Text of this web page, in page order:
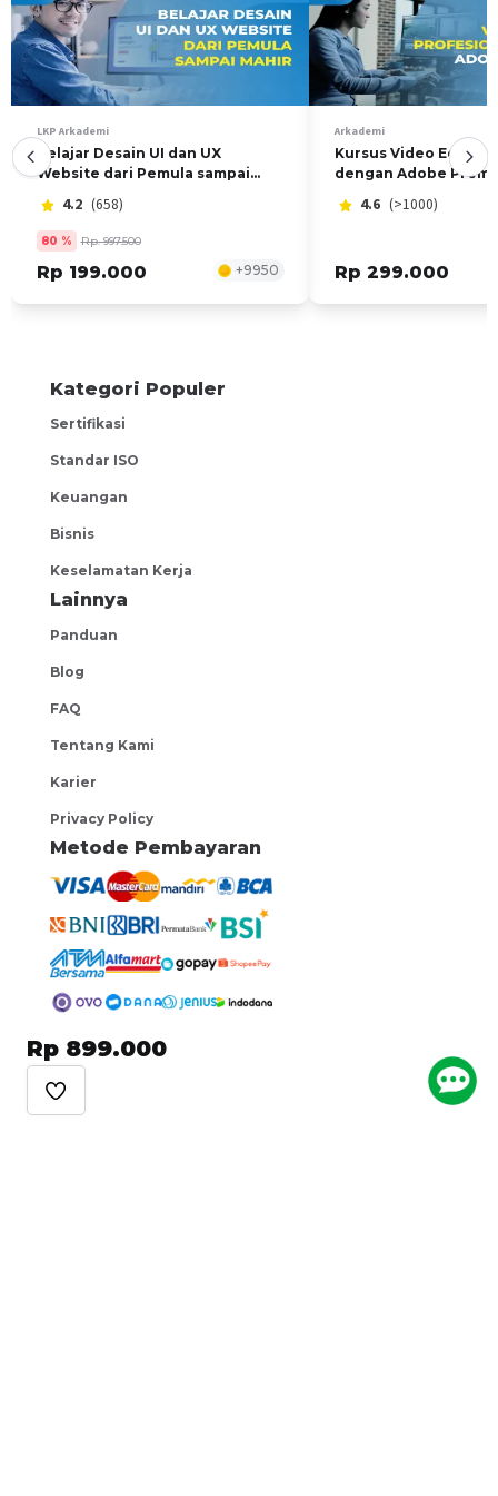
mahasiswa di bidang kelistrikan.
SASARAN KOMPETENSI
Pelatihan ini ditujukan kepada pekerja di bidang kelistrikan
terutama Pekerja Jaringan Tenaga Listrik.
LKP Arkademi
Belajar Desain UI dan UX
Website dari Pemula sampai
4.2 (658)
80 % Rp. 997.500
Rp 199.000 +9950
Arkademi
Kursus Video Editor
dengan Adobe
4.6 (>1000)
Rp 299.000
Rp 899.000
Kategori Populer
Sertifikasi
Standar ISO
Keuangan
Bisnis
Keselamatan Kerja
Lainnya
Panduan
Blog
FAQ
Tentang Kami
Karier
Privacy Policy
Metode Pembayaran
Ikuti Kami